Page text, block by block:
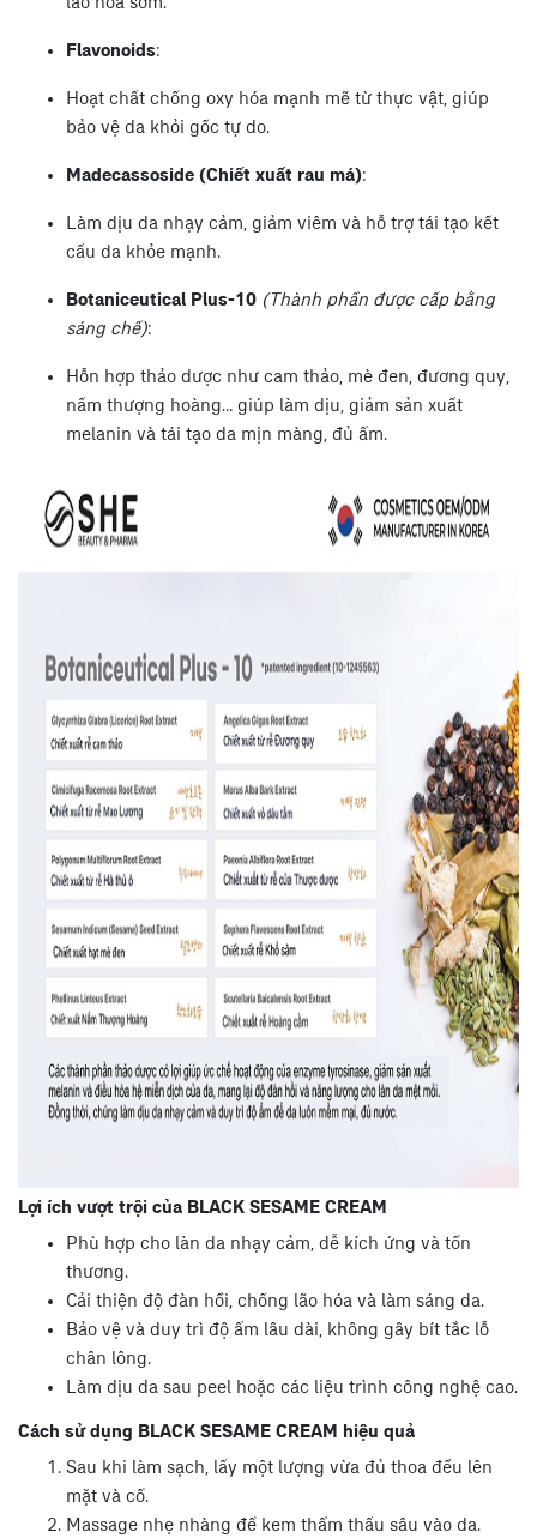
Flavonoids:
Hoạt chất chống oxy hóa mạnh mẽ từ thực vật, giúp
bảo vệ da khỏi gốc tự do.
Madecassoside (Chiết xuất rau má):
Làm dịu da nhạy cảm, giảm viêm và hỗ trợ tái tạo kết
cấu da khỏe mạnh.
Botaniceutical Plus-10 (Thành phần được cấp bằng
sáng chế):
Hỗn hợp thảo dược như cam thảo, mè đen, đương quy,
nấm thượng hoàng… giúp làm dịu, giảm sản xuất
melanin và tái tạo da mịn màng, đủ ẩm.
Lợi ích vượt trội của BLACK SESAME CREAM
Phù hợp cho làn da nhạy cảm, dễ kích ứng và tổn
thương.
Cải thiện độ đàn hồi, chống lão hóa và làm sáng da.
Bảo vệ và duy trì độ ẩm lâu dài, không gây bít tắc lỗ
chân lông.
Làm dịu da sau peel hoặc các liệu trình công nghệ cao.
Cách sử dụng BLACK SESAME CREAM hiệu quả
Sau khi làm sạch, lấy một lượng vừa đủ thoa đều lên
mặt và cổ.
Massage nhẹ nhàng để kem thẩm thấu sâu vào da.